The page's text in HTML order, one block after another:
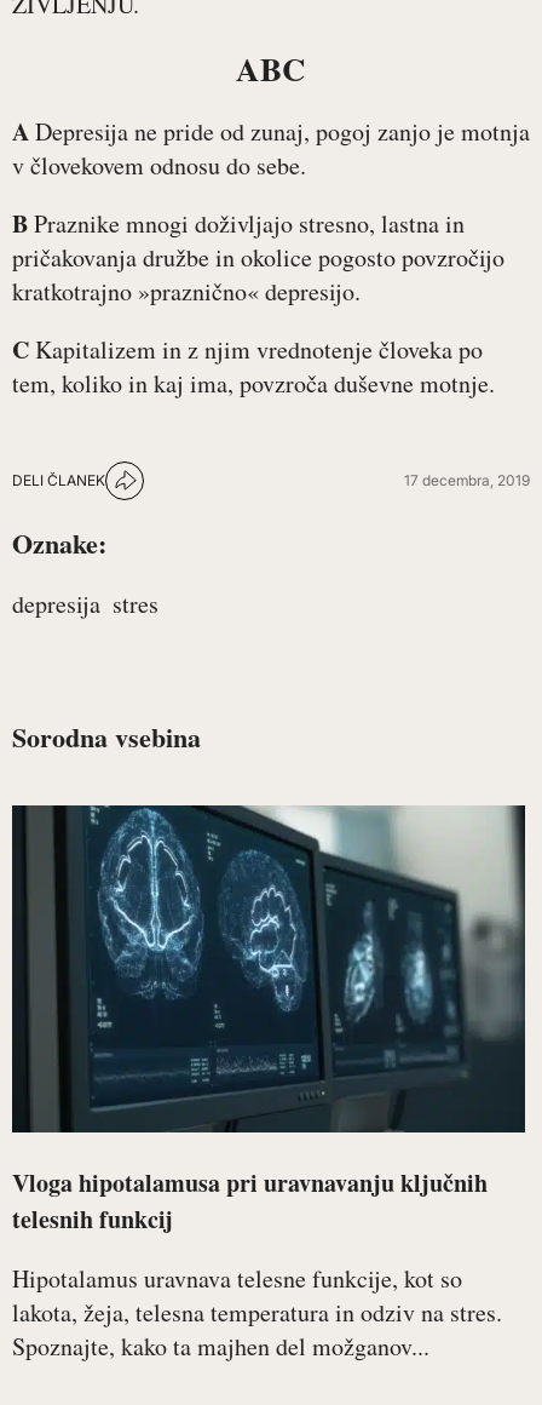
ABC
ADepresija ne pride od zunaj, pogoj zanjo je motnja
v človekovem odnosu do sebe.
BPraznike mnogi doživljajo stresno, lastna in
pričakovanja družbe in okolice pogosto povzročijo
kratkotrajno »praznično« depresijo.
CKapitalizem in z njim vrednotenje človeka po
tem, koliko in kaj ima, povzroča duševne motnje.
DELI ČLANEK 17 decembra, 2019
Oznake:
depresija stres
Sorodna vsebina
Vloga hipotalamusa pri uravnavanju ključnih
telesnih funkcij
Hipotalamus uravnava telesne funkcije, kot so
lakota, žeja, telesna temperatura in odziv na stres.
Spoznajte, kako ta majhen del možganov...